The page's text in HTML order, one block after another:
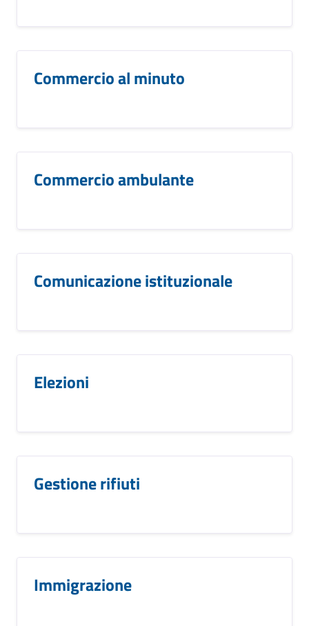
Commercio al minuto
Commercio ambulante
Comunicazione istituzionale
Elezioni
Gestione rifiuti
Immigrazione